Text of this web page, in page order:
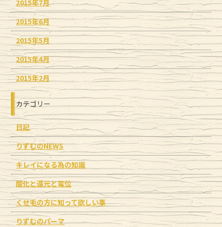
2015年7月
2015年6月
2015年5月
2015年4月
2015年2月
カテゴリー
日記
りずむのNEWS
キレイになる為の知識
酸化と還元と電位
くせ毛の方に知って欲しい事
りずむのパーマ